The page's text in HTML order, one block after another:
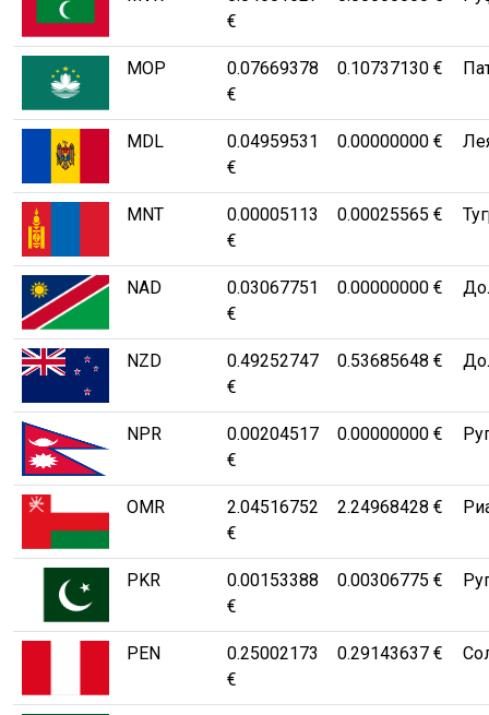
€
MOP
0.07669378
€
0.10737130 €
MDL
0.04959531
€
0.00000000 €
MNT
0.00005113
€
0.00025565 €
NAD
0.03067751
€
0.00000000 €
NZD
0.49252747
€
0.53685648 €
NPR
0.00204517
€
0.00000000 €
OMR
2.04516752
€
2.24968428 €
PKR
0.00153388
€
0.00306775 €
PEN
0.25002173
€
0.29143637 €